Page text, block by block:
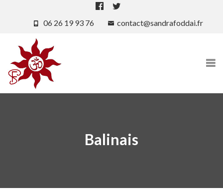
06 26 19 93 76 contact@sandrafoddai.fr
Balinais